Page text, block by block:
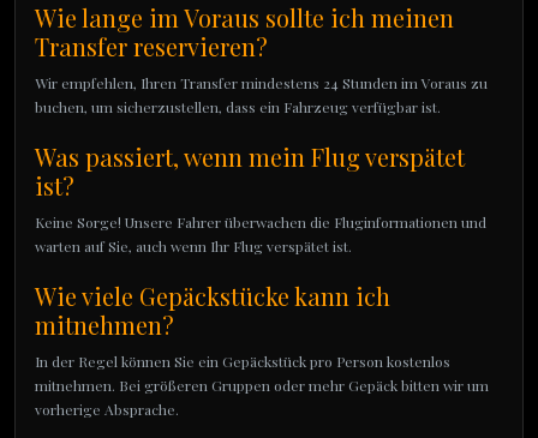
Wie lange im Voraus sollte ich meinen
Transfer reservieren?
Wir empfehlen, Ihren Transfer mindestens 24 Stunden im Voraus zu
buchen, um sicherzustellen, dass ein Fahrzeug verfügbar ist.
Was passiert, wenn mein Flug verspätet
ist?
Keine Sorge! Unsere Fahrer überwachen die Fluginformationen und
warten auf Sie, auch wenn Ihr Flug verspätet ist.
Wie viele Gepäckstücke kann ich
mitnehmen?
In der Regel können Sie ein Gepäckstück pro Person kostenlos
mitnehmen. Bei größeren Gruppen oder mehr Gepäck bitten wir um
vorherige Absprache.